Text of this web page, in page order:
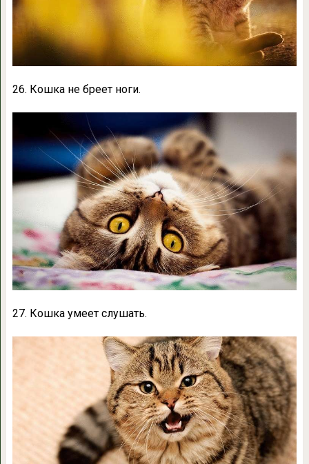
26. Кошка не бреет ноги.
27. Кошка умеет слушать.